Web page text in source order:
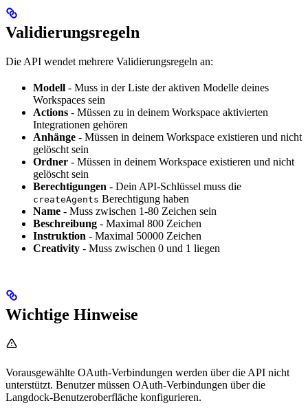
Validierungsregeln
Die API wendet mehrere Validierungsregeln an:
Modell - Muss in der Liste der aktiven Modelle deines
Workspaces sein
Actions - Müssen zu in deinem Workspace aktivierten
Integrationen gehören
Anhänge - Müssen in deinem Workspace existieren und nicht
gelöscht sein
Ordner - Müssen in deinem Workspace existieren und nicht
gelöscht sein
Berechtigungen - Dein API-Schlüssel muss die
createAgents Berechtigung haben
Name - Muss zwischen 1-80 Zeichen sein
Beschreibung - Maximal 800 Zeichen
Instruktion - Maximal 50000 Zeichen
Creativity - Muss zwischen 0 und 1 liegen
Wichtige Hinweise
Vorausgewählte OAuth-Verbindungen werden über die API nicht
unterstützt. Benutzer müssen OAuth-Verbindungen über die
Langdock-Benutzeroberfläche konfigurieren.